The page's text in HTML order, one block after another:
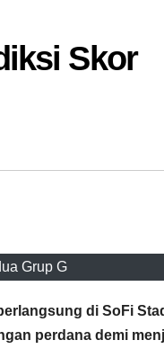
Skor
Grup G
di SoFi
perdana demi